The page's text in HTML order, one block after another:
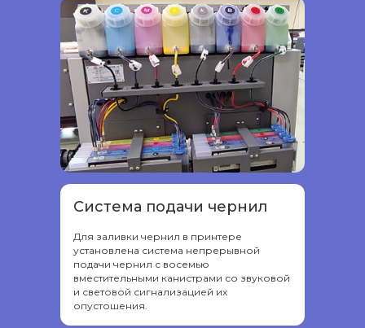
Система подачи чернил
Для заливки чернил в принтере
установлена система непрерывной
подачи чернил с восемью
вместительными канистрами со звуковой
и световой сигнализацией их
опустошения.